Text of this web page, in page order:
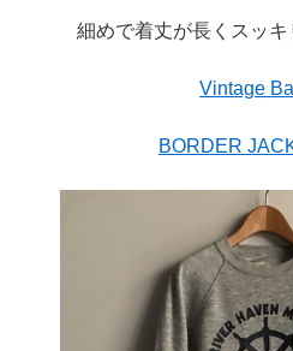
細めで着丈が長くスッキ
Vintage
BORDER